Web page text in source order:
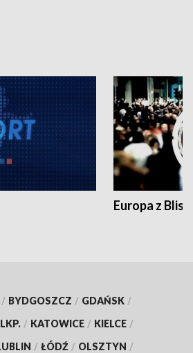
Europa z
/ BYDGOSZCZ / GDAŃSK /
/ KATOWICE / KIELCE /
/ ŁÓDŹ / OLSZTYN /